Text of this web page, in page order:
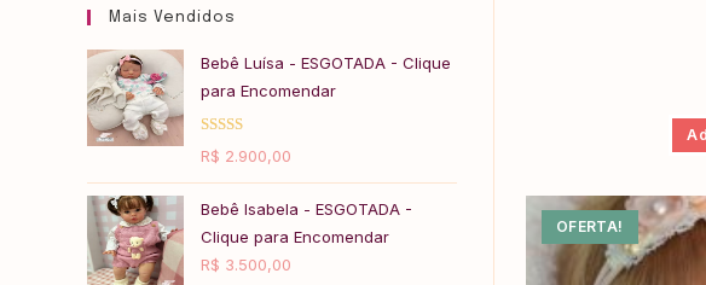
OFERTA!
Mais Vendidos
Bebê Luísa - ESGOTADA - Clique
para Encomendar
Avaliação
R$ 2.900,00
Bebê Isabela - ESGOTADA -
Clique para Encomendar
R$ 3.500,00